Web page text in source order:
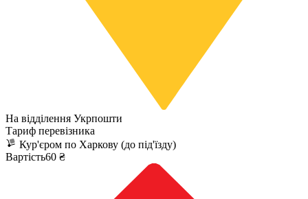
На відділення Укрпошти
Тариф перевізника
Кур'єром по Харкову (до під'їзду)
Вартість60 ₴